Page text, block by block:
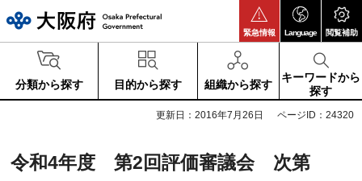
緊急情報 Language 閲覧補助
分類から探す 目的から探す 組織から探す
キーワードから
探す
更新日：2016年7月26日 ページID：24320
令和4年度 第2回評価審議会 次第